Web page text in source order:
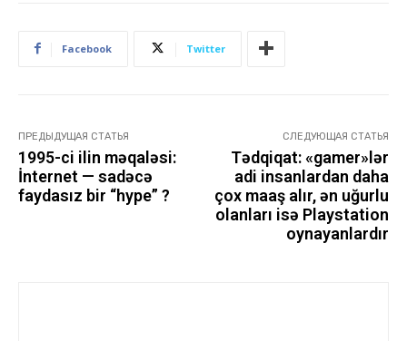
Facebook Twitter
ПРЕДЫДУЩАЯ СТАТЬЯ
1995-ci ilin məqaləsi:
İnternet — sadəcə
faydasız bir “hype” ?
СЛЕДУЮЩАЯ СТАТЬЯ
Tədqiqat: «gamer»lər
adi insanlardan daha
çox maaş alır, ən uğurlu
olanları isə Playstation
oynayanlardır